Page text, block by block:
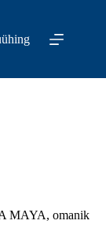
MAYA, omanik